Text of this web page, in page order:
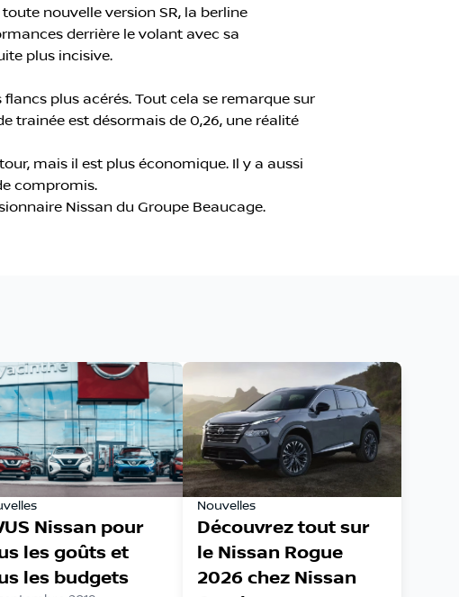
nouvelle version SR, la berline
derrière le volant avec sa
plus incisive.
plus acérés. Tout cela se remarque sur
trainée est désormais de 0,26, une réalité
mais il est plus économique. Il y a aussi
compromis.
Nissan du Groupe Beaucage.
Nissan pour
les goûts et
les budgets
Nouvelles
Découvrez tout sur
le Nissan Rogue
2026 chez Nissan